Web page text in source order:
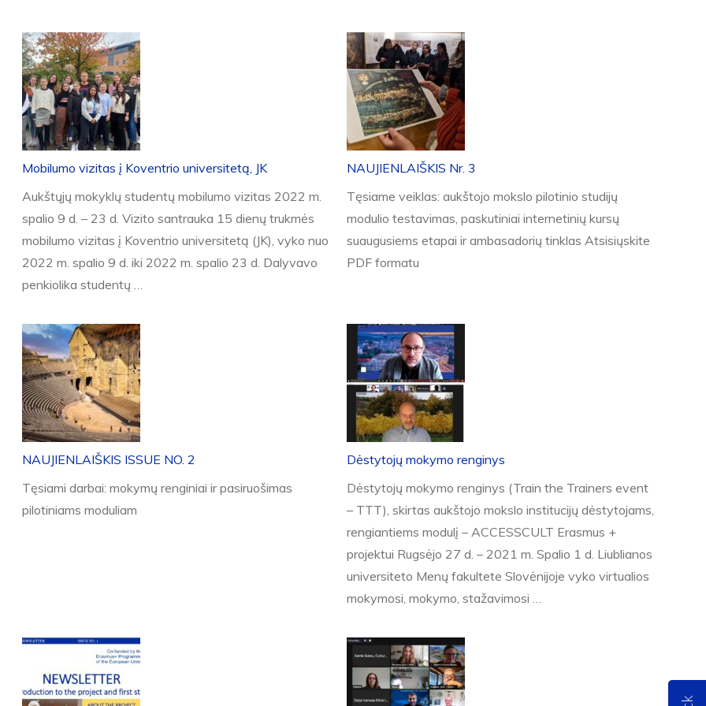
Mobilumo vizitas į Koventrio universitetą, JK
Aukštųjų mokyklų studentų mobilumo vizitas 2022 m.
spalio 9 d. – 23 d. Vizito santrauka 15 dienų trukmės
mobilumo vizitas į Koventrio universitetą (JK), vyko nuo
2022 m. spalio 9 d. iki 2022 m. spalio 23 d. Dalyvavo
penkiolika studentų …
NAUJIENLAIŠKIS Nr. 3
Tęsiame veiklas: aukštojo mokslo pilotinio studijų
modulio testavimas, paskutiniai internetinių kursų
suaugusiems etapai ir ambasadorių tinklas Atsisiųskite
PDF formatu
NAUJIENLAIŠKIS ISSUE NO. 2
Tęsiami darbai: mokymų renginiai ir pasiruošimas
pilotiniams moduliam
Dėstytojų mokymo renginys
Dėstytojų mokymo renginys (Train the Trainers event
– TTT), skirtas aukštojo mokslo institucijų dėstytojams,
rengiantiems modulį – ACCESSCULT Erasmus +
projektui Rugsėjo 27 d. – 2021 m. Spalio 1 d. Liublianos
universiteto Menų fakultete Slovėnijoje vyko virtualios
mokymosi, mokymo, stažavimosi …